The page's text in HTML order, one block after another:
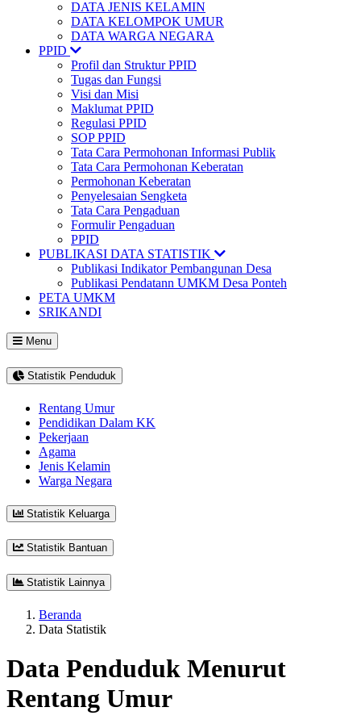
DATA JENIS KELAMIN
DATA KELOMPOK UMUR
DATA WARGA NEGARA
PPID
Profil dan Struktur PPID
Tugas dan Fungsi
Visi dan Misi
Maklumat PPID
Regulasi PPID
SOP PPID
Tata Cara Permohonan Informasi Publik
Tata Cara Permohonan Keberatan
Permohonan Keberatan
Penyelesaian Sengketa
Tata Cara Pengaduan
Formulir Pengaduan
PPID
PUBLIKASI DATA STATISTIK
Publikasi Indikator Pembangunan Desa
Publikasi Pendatann UMKM Desa Ponteh
PETA UMKM
SRIKANDI
Menu
Statistik Penduduk
Rentang Umur
Pendidikan Dalam KK
Pekerjaan
Agama
Jenis Kelamin
Warga Negara
Statistik Keluarga
Statistik Bantuan
Statistik Lainnya
Beranda
Data Statistik
Data Penduduk Menurut
Rentang Umur